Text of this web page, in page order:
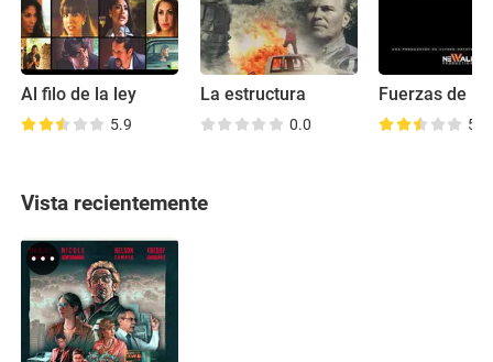
Al filo de la ley
5.9
La estructura
0.0
Fuerzas de
5.5
Vista recientemente